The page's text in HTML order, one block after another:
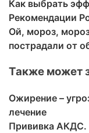
Как выбрать
Рекомендации
Ой, мороз,
пострадали от
Также может
Ожирение –
лечение
Прививка АКДС.